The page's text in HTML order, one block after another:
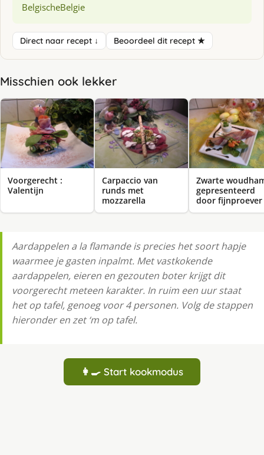
BelgischeBelgie
Direct naar recept ↓ Beoordeel dit recept ★
Misschien ook lekker
Voorgerecht :
Valentijn
Carpaccio van
runds met
mozzarella
Zwarte
gepresenteerd
door fijnproever
Aardappelen a la flamande is precies het soort hapje
waarmee je gasten inpalmt. Met vastkokende
aardappelen, eieren en gezouten boter krijgt dit
voorgerecht meteen karakter. In ruim een uur staat
het op tafel, genoeg voor 4 personen. Volg de stappen
hieronder en zet ‘m op tafel.
👩‍🍳 Start kookmodus